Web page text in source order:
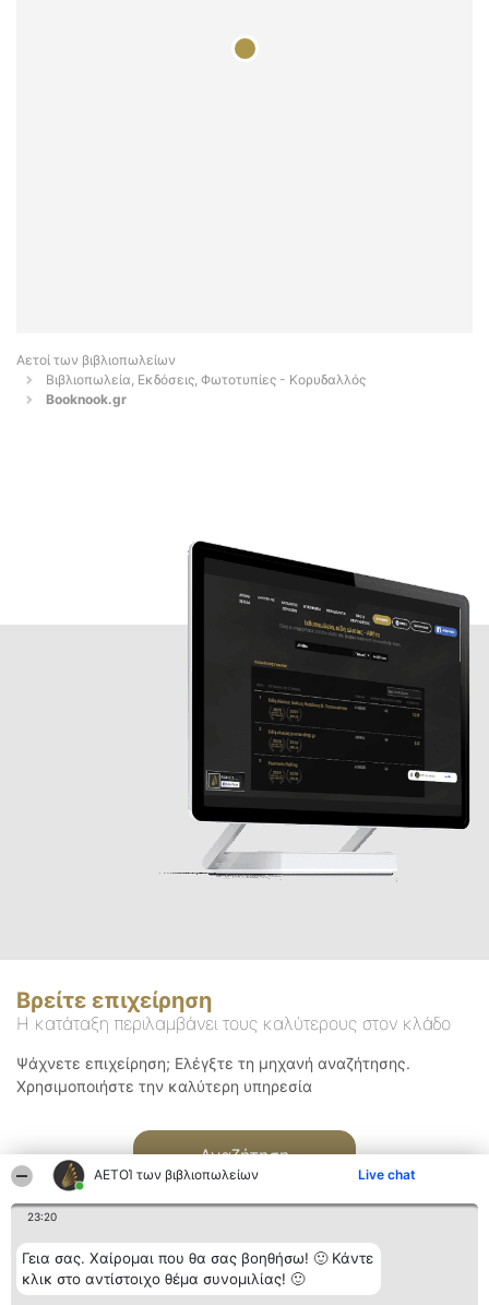
ΑΕΤΟΊ των βιβλιοπωλείων Live chat
23:20
Γεια σας. Χαίρομαι που θα σας βοηθήσω! 🙂 Κάντε
κλικ στο αντίστοιχο θέμα συνομιλίας! 🙂
Αετοί των βιβλιοπωλείων
Βιβλιοπωλεία, Εκδόσεις, Φωτοτυπίες - Κορυδαλλός
Booknook.gr
Βρείτε επιχείρηση
Η κατάταξη περιλαμβάνει τους καλύτερους στον κλάδο
Ψάχνετε επιχείρηση; Ελέγξτε τη μηχανή αναζήτησης.
Χρησιμοποιήστε την καλύτερη υπηρεσία
Αναζήτηση